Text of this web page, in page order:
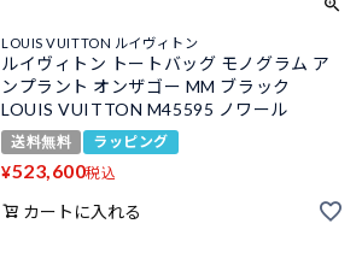
LOUIS VUITTON ルイヴィトン
ルイヴィトン トートバッグ モノグラム ア
ンプラント オンザゴー MM ブラック
LOUIS VUITTON M45595 ノワール
送料無料 ラッピング
¥523,600税込
カートに入れる